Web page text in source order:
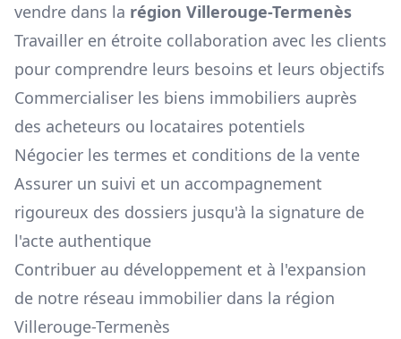
vendre dans la région Villerouge-Termenès
Travailler en étroite collaboration avec les clients
pour comprendre leurs besoins et leurs objectifs
Commercialiser les biens immobiliers auprès
des acheteurs ou locataires potentiels
Négocier les termes et conditions de la vente
Assurer un suivi et un accompagnement
rigoureux des dossiers jusqu'à la signature de
l'acte authentique
Contribuer au développement et à l'expansion
de notre réseau immobilier dans la région
Villerouge-Termenès